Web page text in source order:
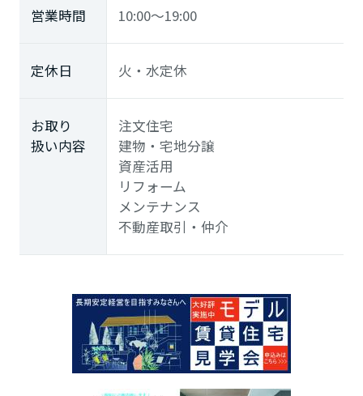
営業時間 10:00～19:00
定休日 火・水定休
お取り
扱い内容
注文住宅
建物・宅地分譲
資産活用
リフォーム
メンテナンス
不動産取引・仲介
九州エリア